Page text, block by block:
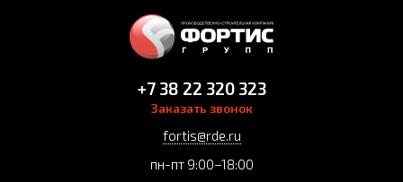
+7 38 22 320 323
Заказать звонок
fortis@rde.ru
пн-пт 9:00–18:00